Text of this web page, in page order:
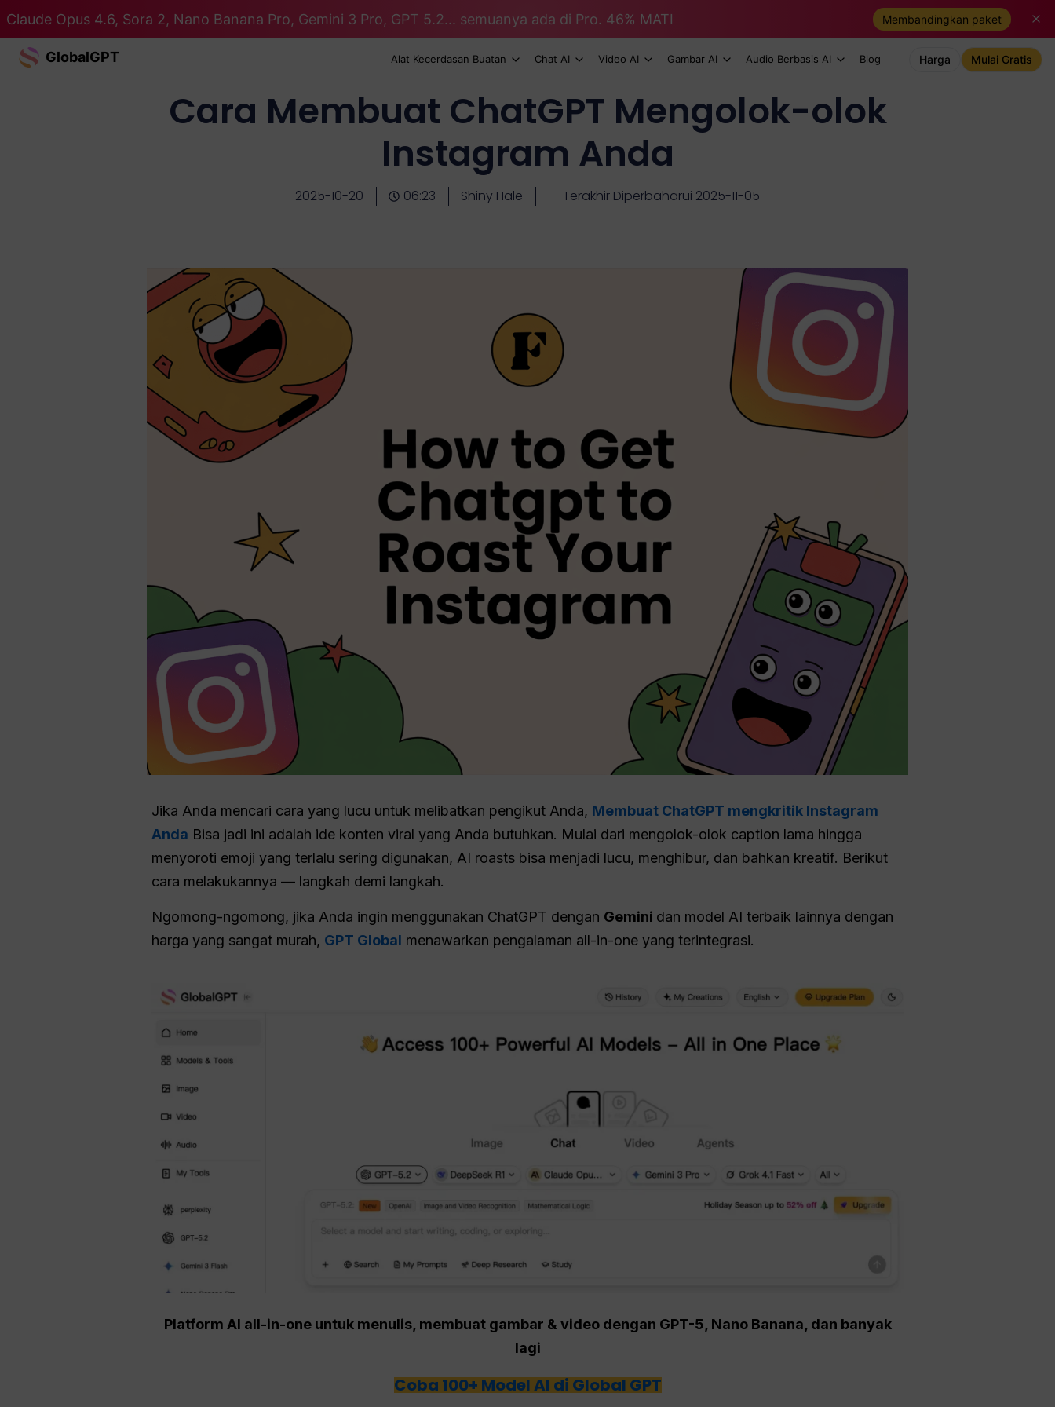
Claude Opus 4.6, Sora 2, Nano Banana Pro, Gemini 3 Pro, GPT 5.2... semuanya ada di Pro. 46% MATI Membandingkan paket
GlobalGPT Alat Kecerdasan Buatan Chat AI Video AI Gambar AI Audio Berbasis AI Blog Harga Mulai Gratis
Cara Membuat ChatGPT Mengolok-olok
Instagram Anda
2025-10-20 06:23 Shiny Hale Terakhir Diperbaharui 2025-11-05
Jika Anda mencari cara yang lucu untuk melibatkan pengikut Anda, Membuat ChatGPT mengkritik Instagram
Anda Bisa jadi ini adalah ide konten viral yang Anda butuhkan. Mulai dari mengolok-olok caption lama hingga
menyoroti emoji yang terlalu sering digunakan, AI roasts bisa menjadi lucu, menghibur, dan bahkan kreatif. Berikut
cara melakukannya — langkah demi langkah.
Ngomong-ngomong, jika Anda ingin menggunakan ChatGPT dengan Gemini dan model AI terbaik lainnya dengan
harga yang sangat murah, GPT Global menawarkan pengalaman all-in-one yang terintegrasi.
Platform AI all-in-one untuk menulis, membuat gambar & video dengan GPT-5, Nano Banana, dan banyak
lagi
Coba 100+ Model AI di Global GPT